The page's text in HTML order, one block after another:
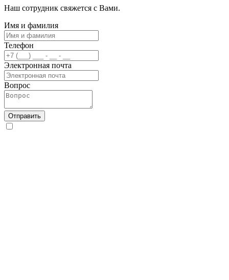
Наш сотрудник свяжется с Вами.
Имя и фамилия
Телефон
Электронная почта
Вопрос
Отправить